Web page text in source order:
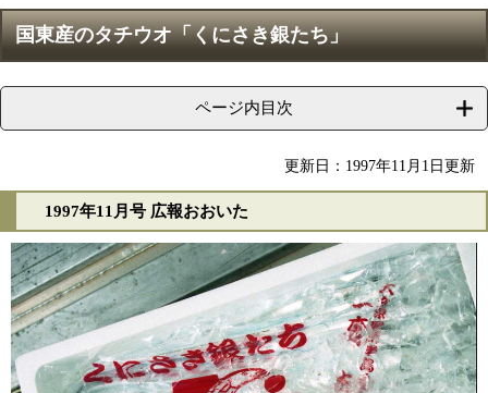
本
文国東産のタチウオ「くにさき銀たち」
ページ内目次
更新日：1997年11月1日更新
1997年11月号 広報おおいた